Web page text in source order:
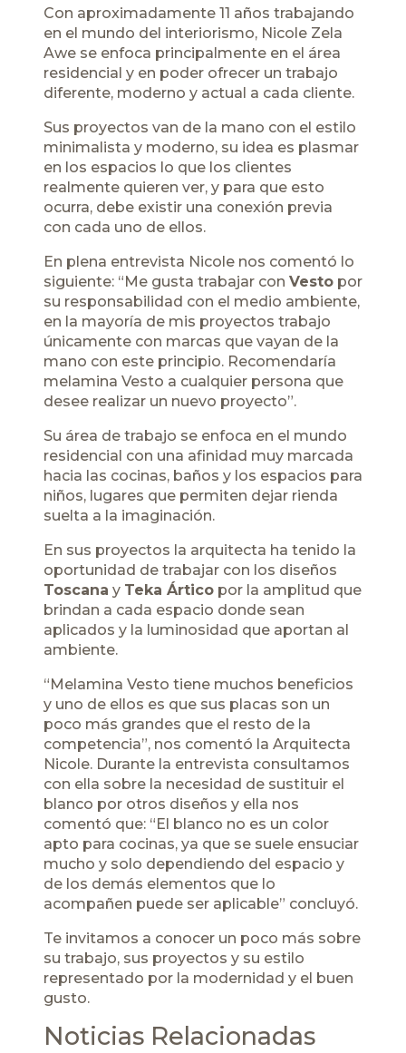
Con aproximadamente 11 años trabajando
en el mundo del interiorismo, Nicole Zela
Awe se enfoca principalmente en el área
residencial y en poder ofrecer un trabajo
diferente, moderno y actual a cada cliente.
Sus proyectos van de la mano con el estilo
minimalista y moderno, su idea es plasmar
en los espacios lo que los clientes
realmente quieren ver, y para que esto
ocurra, debe existir una conexión previa
con cada uno de ellos.
En plena entrevista Nicole nos comentó lo
siguiente: “Me gusta trabajar con Vesto por
su responsabilidad con el medio ambiente,
en la mayoría de mis proyectos trabajo
únicamente con marcas que vayan de la
mano con este principio. Recomendaría
melamina Vesto a cualquier persona que
desee realizar un nuevo proyecto”.
Su área de trabajo se enfoca en el mundo
residencial con una afinidad muy marcada
hacia las cocinas, baños y los espacios para
niños, lugares que permiten dejar rienda
suelta a la imaginación.
En sus proyectos la arquitecta ha tenido la
oportunidad de trabajar con los diseños
Toscana y Teka Ártico por la amplitud que
brindan a cada espacio donde sean
aplicados y la luminosidad que aportan al
ambiente.
“Melamina Vesto tiene muchos beneficios
y uno de ellos es que sus placas son un
poco más grandes que el resto de la
competencia”, nos comentó la Arquitecta
Nicole. Durante la entrevista consultamos
con ella sobre la necesidad de sustituir el
blanco por otros diseños y ella nos
comentó que: “El blanco no es un color
apto para cocinas, ya que se suele ensuciar
mucho y solo dependiendo del espacio y
de los demás elementos que lo
acompañen puede ser aplicable” concluyó.
Te invitamos a conocer un poco más sobre
su trabajo, sus proyectos y su estilo
representado por la modernidad y el buen
gusto.
Noticias Relacionadas